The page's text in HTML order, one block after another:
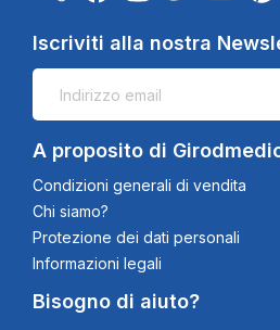
Iscriviti alla nostra
A proposito di
Condizioni generali di vendita
Chi siamo?
Protezione dei dati personali
Informazioni legali
Bisogno di aiuto?